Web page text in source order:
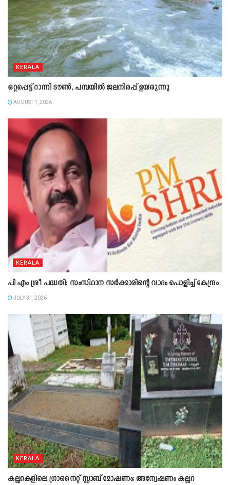
KERALA
ഒറ്റപ്പെട്ട് റാന്നി ടൗൺ, പമ്പയിൽ ജലനിരപ്പ് ഉയരുന്നു
AUGUST 1, 2026
KERALA
പി എം ശ്രീ പദ്ധതി: സംസ്ഥാന സർക്കാരിന്റെ വാദം പൊളിച്ച് കേന്ദ്രം
JULY 31, 2026
KERALA
കല്ലറകളിലെ ഗ്രാനൈറ്റ് സ്ലാബ് മോഷണം; അന്വേഷണം കല്ലറ